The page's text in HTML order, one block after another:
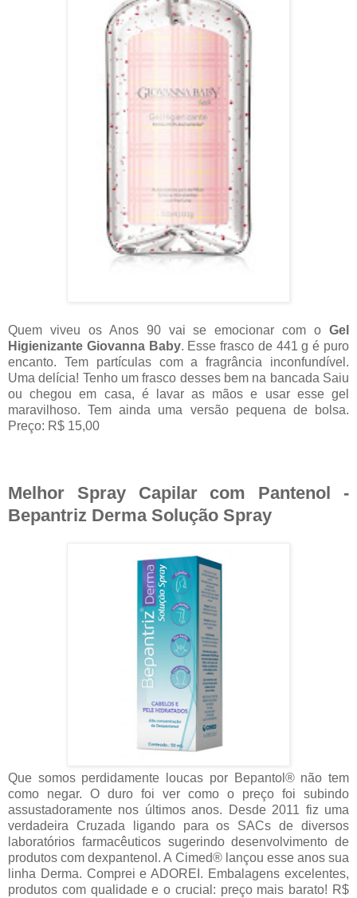
Quem viveu os Anos 90 vai se emocionar com o Gel
Higienizante Giovanna Baby. Esse frasco de 441 g é puro
encanto. Tem partículas com a fragrância inconfundível.
Uma delícia! Tenho um frasco desses bem na bancada Saiu
ou chegou em casa, é lavar as mãos e usar esse gel
maravilhoso. Tem ainda uma versão pequena de bolsa.
Preço: R$ 15,00
Melhor Spray Capilar com Pantenol -
Bepantriz Derma Solução Spray
Que somos perdidamente loucas por Bepantol® não tem
como negar. O duro foi ver como o preço foi subindo
assustadoramente nos últimos anos. Desde 2011 fiz uma
verdadeira Cruzada ligando para os SACs de diversos
laboratórios farmacêuticos sugerindo desenvolvimento de
produtos com dexpantenol. A Cimed® lançou esse anos sua
linha Derma. Comprei e ADOREI. Embalagens excelentes,
produtos com qualidade e o crucial: preço mais barato! R$